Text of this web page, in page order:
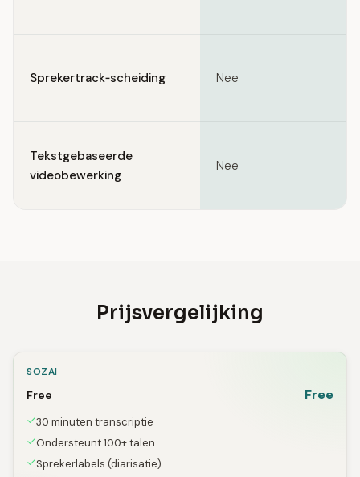
Sprekertrack‑scheiding Nee
Tekstgebaseerde
videobewerking
Nee
Prijsvergelijking
SOZAI
Free Free
30 minuten transcriptie
Ondersteunt 100+ talen
Sprekerlabels (diarisatie)